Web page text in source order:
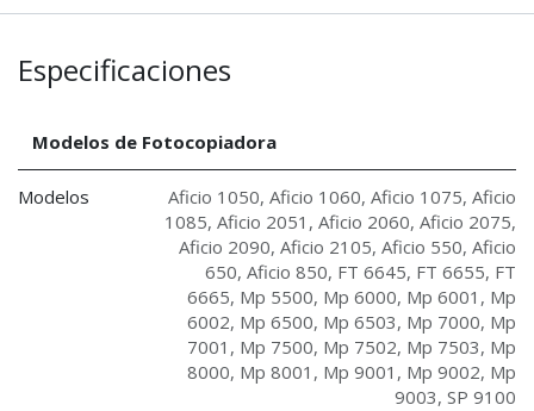
Especificaciones
Modelos de Fotocopiadora
Modelos Aficio 1050, Aficio 1060, Aficio 1075, Aficio
1085, Aficio 2051 , Aficio 2060, Aficio 2075,
Aficio 2090, Aficio 2105, Aficio 550, Aficio
650, Aficio 850, FT 6645, FT 6655, FT
6665, Mp 5500, Mp 6000, Mp 6001 , Mp
6002, Mp 6500, Mp 6503, Mp 7000, Mp
7001 , Mp 7500, Mp 7502, Mp 7503, Mp
8000, Mp 8001 , Mp 9001 , Mp 9002, Mp
9003, SP 9100